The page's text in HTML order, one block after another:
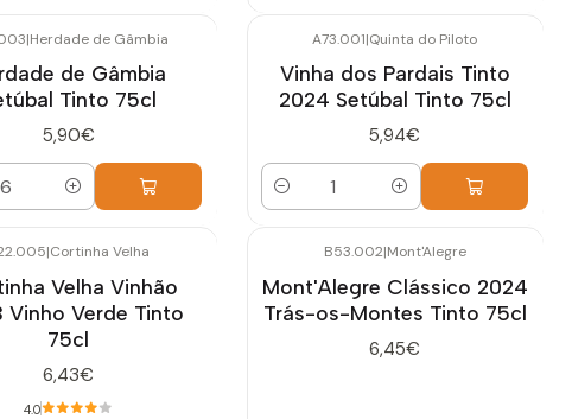
|Herdade de Gâmbia
de Gâmbia
Tinto 75cl
5,90€
A73.001|Quinta do Piloto
Vinha dos Pardais Tinto
2024 Setúbal Tinto 75cl
5,94€
Quantidade
|Cortinha Velha
Velha Vinhão
Vinho Verde Tinto
75cl
6,43€
4.0
B53.002|Mont'Alegre
Mont'Alegre Clássico 2024
Trás-os-Montes Tinto 75cl
6,45€